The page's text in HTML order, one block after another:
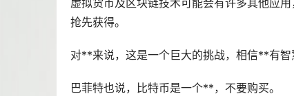
虚拟货币及区块链技术可能会有许多其他应
抢先获得。
对**来说，这是一个巨大的挑战，相信**有智
巴菲特也说，比特币是一个**，不要购买。